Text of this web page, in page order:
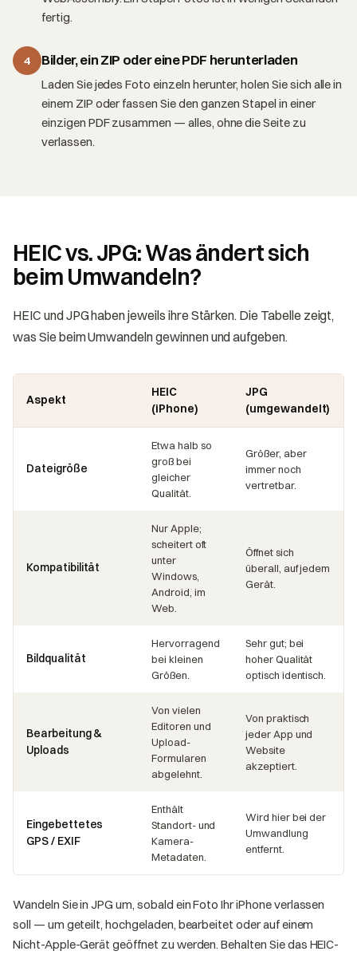
fertig.
4 Bilder, ein ZIP oder eine PDF herunterladen
Laden Sie jedes Foto einzeln herunter, holen Sie sich alle in
einem ZIP oder fassen Sie den ganzen Stapel in einer
einzigen PDF zusammen — alles, ohne die Seite zu
verlassen.
HEIC vs. JPG: Was ändert sich
beim Umwandeln?
HEIC und JPG haben jeweils ihre Stärken. Die Tabelle zeigt,
was Sie beim Umwandeln gewinnen und aufgeben.
Aspekt
HEIC
(iPhone)
JPG
(umgewandelt)
Dateigröße
Etwa halb so
groß bei
gleicher
Qualität.
Größer, aber
immer noch
vertretbar.
Kompatibilität
Nur Apple;
scheitert oft
unter
Windows,
Android, im
Web.
Öffnet sich
überall, auf jedem
Gerät.
Bildqualität
Hervorragend
bei kleinen
Größen.
Sehr gut; bei
hoher Qualität
optisch identisch.
Bearbeitung &
Uploads
Von vielen
Editoren und
Upload-
Formularen
abgelehnt.
Von praktisch
jeder App und
Website
akzeptiert.
Eingebettetes
GPS / EXIF
Enthält
Standort- und
Kamera-
Metadaten.
Wird hier bei der
Umwandlung
entfernt.
Wandeln Sie in JPG um, sobald ein Foto Ihr iPhone verlassen
soll — um geteilt, hochgeladen, bearbeitet oder auf einem
Nicht-Apple-Gerät geöffnet zu werden. Behalten Sie das HEIC-